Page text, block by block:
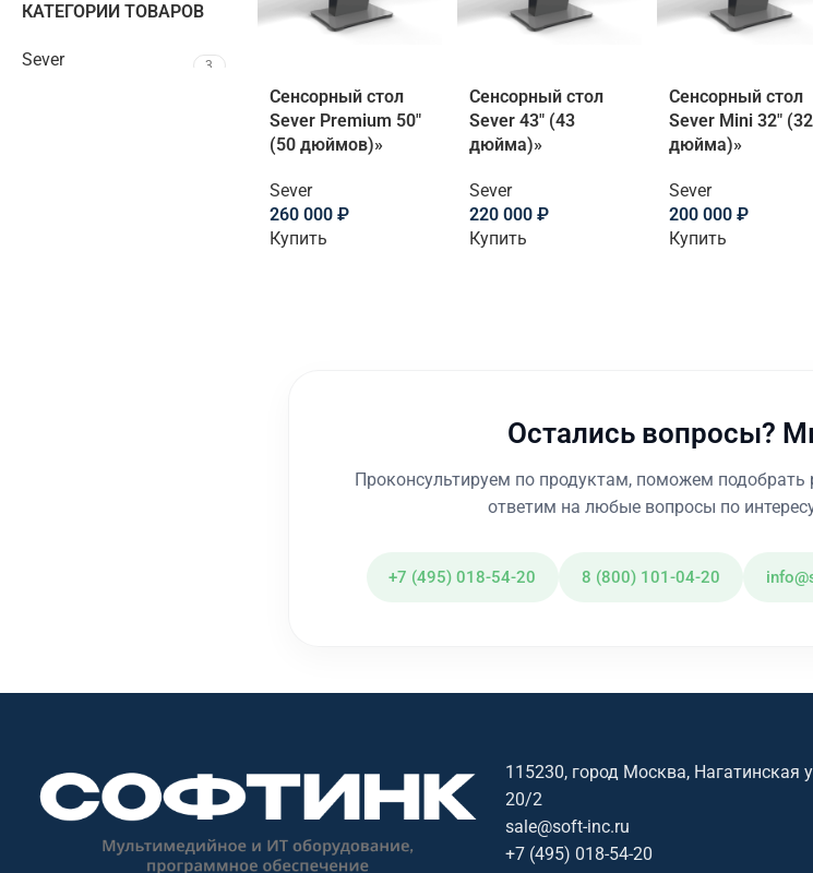
КАТЕГОРИИ ТОВАРОВ
Sever 3
Сенсорный стол
Sever Premium 50″
(50 дюймов)»
Sever
260 000 ₽
Купить
Сенсорный стол
Sever 43″ (43
дюйма)»
Sever
220 000 ₽
Купить
Сенсорный стол
Sever Mini 32″ (32
дюйма)»
Sever
200 000 ₽
Купить
Остались вопросы?
Проконсультируем по продуктам, поможем
ответим на любые вопросы по
+7 (495) 018-54-20 8 (800) 101-04-20
115230, город Москва, Нагатинская
20/2
sale@soft-inc.ru
+7 (495) 018-54-20